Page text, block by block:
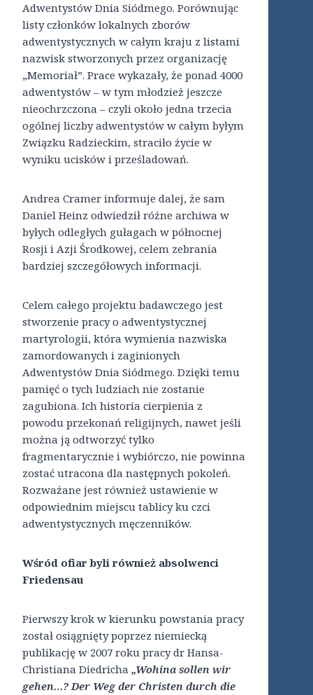
Adwentystów Dnia Siódmego. Porównując
listy członków lokalnych zborów
adwentystycznych w całym kraju z listami
nazwisk stworzonych przez organizację
„Memoriał”. Prace wykazały, że ponad 4000
adwentystów – w tym młodzież jeszcze
nieochrzczona – czyli około jedna trzecia
ogólnej liczby adwentystów w całym byłym
Związku Radzieckim, straciło życie w
wyniku ucisków i prześladowań.
Andrea Cramer informuje dalej, że sam
Daniel Heinz odwiedził różne archiwa w
byłych odległych gułagach w północnej
Rosji i Azji Środkowej, celem zebrania
bardziej szczegółowych informacji.
Celem całego projektu badawczego jest
stworzenie pracy o adwentystycznej
martyrologii, która wymienia nazwiska
zamordowanych i zaginionych
Adwentystów Dnia Siódmego. Dzięki temu
pamięć o tych ludziach nie zostanie
zagubiona. Ich historia cierpienia z
powodu przekonań religijnych, nawet jeśli
można ją odtworzyć tylko
fragmentarycznie i wybiórczo, nie powinna
zostać utracona dla następnych pokoleń.
Rozważane jest również ustawienie w
odpowiednim miejscu tablicy ku czci
adwentystycznych męczenników.
Wśród ofiar byli również absolwenci
Friedensau
Pierwszy krok w kierunku powstania pracy
został osiągnięty poprzez niemiecką
publikację w 2007 roku pracy dr Hansa-
Christiana Diedricha „Wohina sollen wir
gehen…?Der Weg der Christen durch die